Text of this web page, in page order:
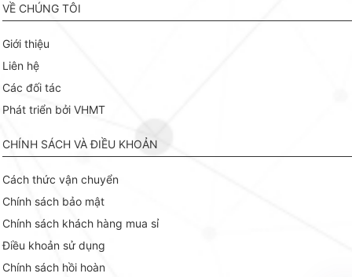
VỀ CHÚNG TÔI
Giới thiệu
Liên hệ
Các đối tác
Phát triển bởi VHMT
CHÍNH SÁCH VÀ ĐIỀU KHOẢN
Cách thức vận chuyển
Chính sách bảo mật
Chính sách khách hàng mua sỉ
Điều khoản sử dụng
Chính sách hồi hoàn